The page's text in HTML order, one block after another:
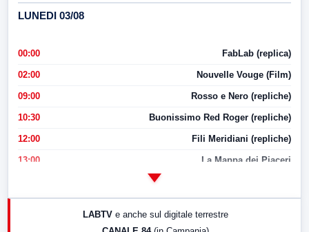
LUNEDI 03/08
00:00 FabLab (replica)
02:00 Nouvelle Vouge (Film)
09:00 Rosso e Nero (repliche)
10:30 Buonissimo Red Roger (repliche)
12:00 Fili Meridiani (repliche)
13:00 La Mappa dei Piaceri
LABTV e anche sul digitale terrestre